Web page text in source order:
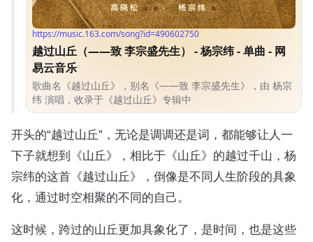
开头的“越过山丘”，无论是调调还是词，都能够让人一
下子就想到《山丘》，相比于《山丘》的越过千山，杨
宗纬的这首《越过山丘》，倒像是不同人生阶段的具象
化，通过时空相聚的不同的自己。
这时候，跨过的山丘更加具象化了，是时间，也是这些